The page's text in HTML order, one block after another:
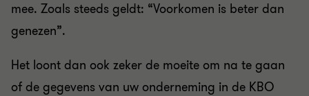
mee. Zoals steeds geldt: “Voorkomen is beter dan
genezen”.
Het loont dan ook zeker de moeite om na te gaan
of de gegevens van uw onderneming in de KBO